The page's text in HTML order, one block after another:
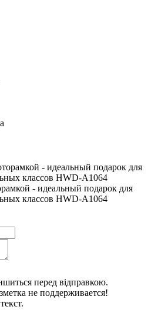
- идеальный подарок для
классов HWD-A1064
перед відправкою.
не поддерживается!